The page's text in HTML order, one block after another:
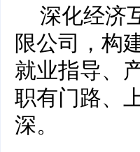
深化经济
限公司，构
就业指导、
职有门路、
深。